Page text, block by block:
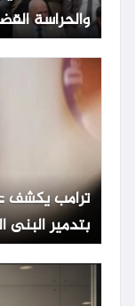
والحراسة
ترامب يكشف
بتدمير